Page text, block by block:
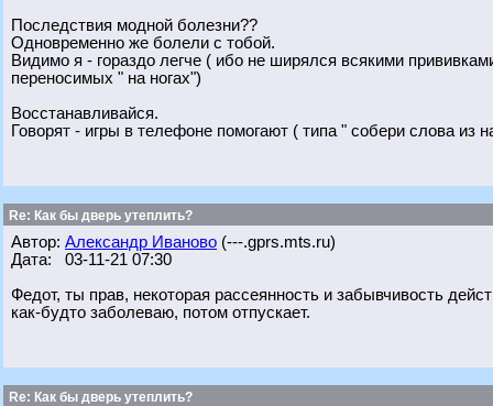
Последствия модной болезни??
Одновременно же болели с тобой.
Видимо я - гораздо легче ( ибо не ширялся всякими
переносимых " на ногах")
Восстанавливайся.
Говорят - игры в телефоне помогают ( типа " собери слова из
Re: Как бы дверь утеплить?
Автор: Александр Иваново (---.gprs.mts.ru)
Дата: 03-11-21 07:30
Федот, ты прав, некоторая рассеянность и забывчивость
как-будто заболеваю, потом отпускает.
Re: Как бы дверь утеплить?